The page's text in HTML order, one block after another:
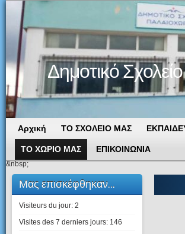
Δημοτικό
Αρχική ΤΟ ΣΧΟΛΕΙΟ ΜΑΣ
ΤΟ ΧΩΡΙΟ ΜΑΣ ΕΠΙΚΟΙΝΩΝΙΑ
&nbsp;
Μας επισκέφθηκαν...
Visiteurs du jour: 2
Visites des 7 derniers jours: 146